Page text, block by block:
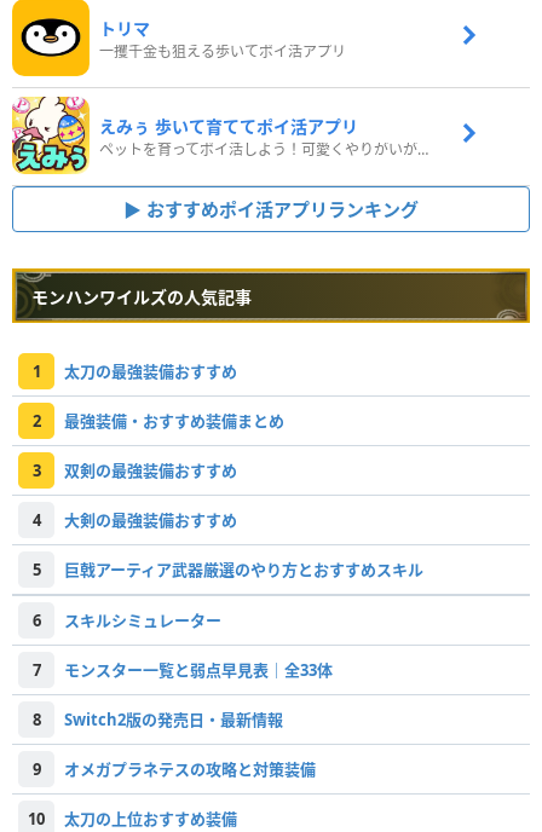
トリマ
一攫千金も狙える歩いてポイ活アプリ
えみぅ 歩いて育ててポイ活アプリ
ペットを育ってポイ活しよう！可愛くやりがいがある新感覚アプリ
おすすめポイ活アプリランキング
モンハンワイルズの人気記事
1 太刀の最強装備おすすめ
2 最強装備・おすすめ装備まとめ
3 双剣の最強装備おすすめ
4 大剣の最強装備おすすめ
5 巨戟アーティア武器厳選のやり方とおすすめスキル
6 スキルシミュレーター
7 モンスター一覧と弱点早見表｜全33体
8 Switch2版の発売日・最新情報
9 オメガプラネテスの攻略と対策装備
10 太刀の上位おすすめ装備